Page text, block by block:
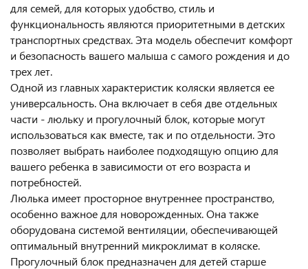
для семей, для которых удобство, стиль и
функциональность являются приоритетными в детских
транспортных средствах. Эта модель обеспечит комфорт
и безопасность вашего малыша с самого рождения и до
трех лет.
Одной из главных характеристик коляски является ее
универсальность. Она включает в себя две отдельных
части - люльку и прогулочный блок, которые могут
использоваться как вместе, так и по отдельности. Это
позволяет выбрать наиболее подходящую опцию для
вашего ребенка в зависимости от его возраста и
потребностей.
Люлька имеет просторное внутреннее пространство,
особенно важное для новорожденных. Она также
оборудована системой вентиляции, обеспечивающей
оптимальный внутренний микроклимат в коляске.
Прогулочный блок предназначен для детей старше